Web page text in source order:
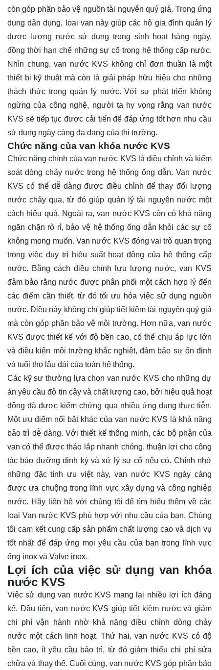
còn góp phần bảo vệ nguồn tài nguyên quý giá. Trong ứng
dụng dân dụng, loại van này giúp các hộ gia đình quản lý
được lượng nước sử dụng trong sinh hoạt hàng ngày,
đồng thời hạn chế những sự cố trong hệ thống cấp nước.
Nhìn chung, van nước KVS không chỉ đơn thuần là một
thiết bị kỹ thuật mà còn là giải pháp hữu hiệu cho những
thách thức trong quản lý nước. Với sự phát triển không
ngừng của công nghệ, người ta hy vọng rằng van nước
KVS sẽ tiếp tục được cải tiến để đáp ứng tốt hơn nhu cầu
sử dụng ngày càng đa dạng của thị trường.
Chức năng của van khóa nước KVS
Chức năng chính của van nước KVS là điều chỉnh và kiểm
soát dòng chảy nước trong hệ thống ống dẫn. Van nước
KVS có thể dễ dàng được điều chỉnh để thay đổi lượng
nước chảy qua, từ đó giúp quản lý tài nguyên nước một
cách hiệu quả. Ngoài ra, van nước KVS còn có khả năng
ngăn chặn rò rỉ, bảo vệ hệ thống ống dẫn khỏi các sự cố
không mong muốn. Van nước KVS đóng vai trò quan trọng
trong việc duy trì hiệu suất hoạt động của hệ thống cấp
nước. Bằng cách điều chỉnh lưu lượng nước, van KVS
đảm bảo rằng nước được phân phối một cách hợp lý đến
các điểm cần thiết, từ đó tối ưu hóa việc sử dụng nguồn
nước. Điều này không chỉ giúp tiết kiệm tài nguyên quý giá
mà còn góp phần bảo vệ môi trường. Hơn nữa, van nước
KVS được thiết kế với độ bền cao, có thể chịu áp lực lớn
và điều kiện môi trường khắc nghiệt, đảm bảo sự ổn định
và tuổi thọ lâu dài của toàn hệ thống.
Các kỹ sư thường lựa chọn van nước KVS cho những dự
án yêu cầu độ tin cậy và chất lượng cao, bởi hiệu quả hoạt
động đã được kiểm chứng qua nhiều ứng dụng thực tiễn.
Một ưu điểm nổi bật khác của van nước KVS là khả năng
bảo trì dễ dàng. Với thiết kế thông minh, các bộ phận của
van có thể được tháo lắp nhanh chóng, thuận lợi cho công
tác bảo dưỡng định kỳ và xử lý sự cố nếu có. Chính nhờ
những đặc tính ưu việt này, van nước KVS ngày càng
được ưa chuộng trong lĩnh vực xây dựng và công nghiệp
nước. Hãy
liên hệvới chúng tôi để tìm hiểu thêm về các
loại Van nước KVS phù hợp với nhu cầu của bạn. Chúng
tôi cam kết cung cấp sản phẩm chất lượng cao và dịch vụ
tốt nhất để đáp ứng mọi yêu cầu của bạn trong lĩnh vực
ống inox và Valve inox.
Lợi ích của việc sử dụng van khóa
nước KVS
Việc sử dụng van nước KVS mang lại nhiều lợi ích đáng
kể. Đầu tiên, van nước KVS giúp tiết kiệm nước và giảm
chi phí vận hành nhờ khả năng điều chỉnh dòng chảy
nước một cách linh hoạt. Thứ hai, van nước KVS có độ
bền cao, ít yêu cầu bảo trì, từ đó giảm thiểu chi phí sửa
chữa và thay thế. Cuối cùng, van nước KVS góp phần bảo